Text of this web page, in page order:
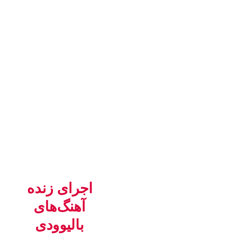
اجرای زنده
آهنگ‌های
بالیوودی